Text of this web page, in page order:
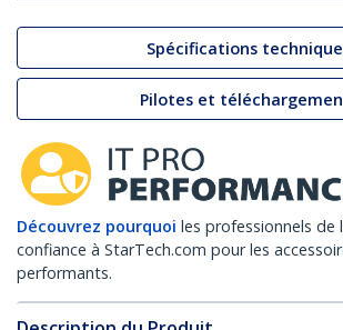
Spécifications
Pilotes et
Découvrez pourquoi les professionnels
confiance à StarTech.com pour les
performants.